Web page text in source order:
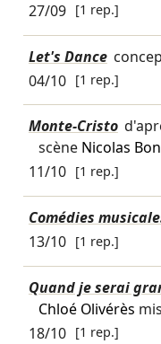
27/09 [1 rep.]
Let's Dance
04/10 [1 rep.]
Monte-Cristo
scène Nicolas
11/10 [1 rep.]
Comédies
13/10 [1 rep.]
Quand je serai
Chloé Olivérès
18/10 [1 rep.]